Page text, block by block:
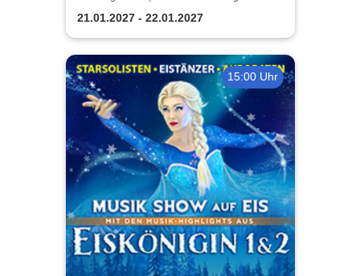
21.01.2027 - 22.01.2027
15:00 Uhr